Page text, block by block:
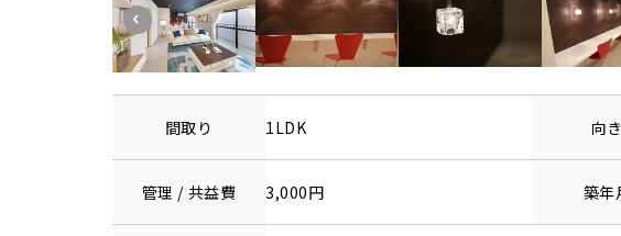
間取り 1LDK 向き
管理 / 共益費 3,000円 築年